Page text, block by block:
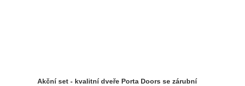
Akční set - kvalitní dveře Porta Doors se zárubní